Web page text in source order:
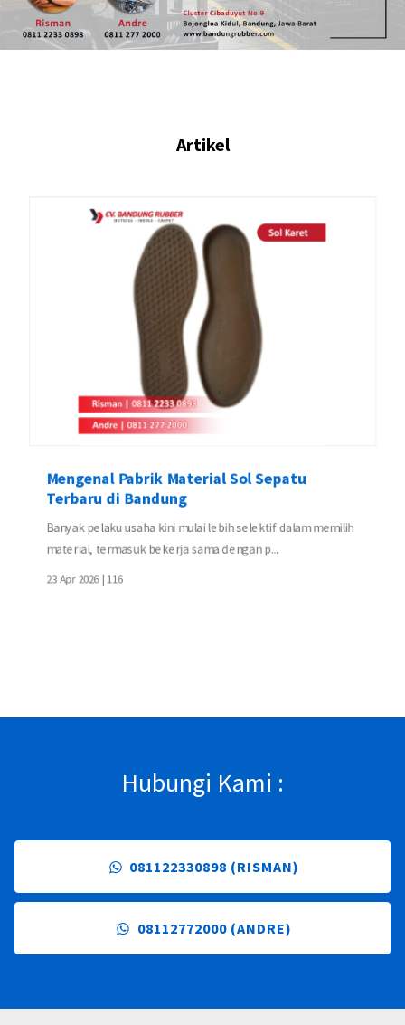
Artikel
Mengenal Pabrik Material Sol Sepatu
Terbaru di Bandung
Banyak pelaku usaha kini mulai lebih selektif dalam memilih
material, termasuk bekerja sama dengan p...
23 Apr 2026 | 116
Hubungi Kami :
081122330898 (RISMAN)
08112772000 (ANDRE)